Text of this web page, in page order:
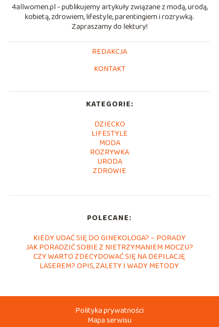
4allwomen.pl - publikujemy artykuły związane z modą, urodą,
kobietą, zdrowiem, lifestyle, parentingiem i rozrywką.
Zapraszamy do lektury!
REDAKCJA
KONTAKT
KATEGORIE:
DZIECKO
LIFESTYLE
MODA
ROZRYWKA
URODA
ZDROWIE
POLECANE:
KIEDY UDAĆ SIĘ DO GINEKOLOGA? – PORADY
JAK PORADZIĆ SOBIE Z NIETRZYMANIEM MOCZU?
CZY WARTO ZDECYDOWAĆ SIĘ NA DEPILACJĘ
LASEREM? OPIS, ZALETY I WADY METODY
Polityka prywatności
Mapa serwisu